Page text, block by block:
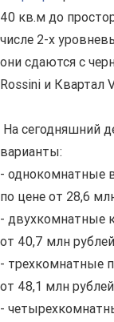
40 кв.м до
числе 2-х
они сдаются с
Rossini
На сегодняшний
варианты:
- однокомнатные
по цене от 28,6
- двухкомнатные
от 40,7 млн
- трехкомнатные
от 48,1 млн
-